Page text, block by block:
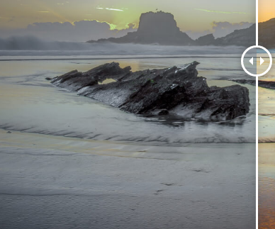
Urejanje fotografij izdelka